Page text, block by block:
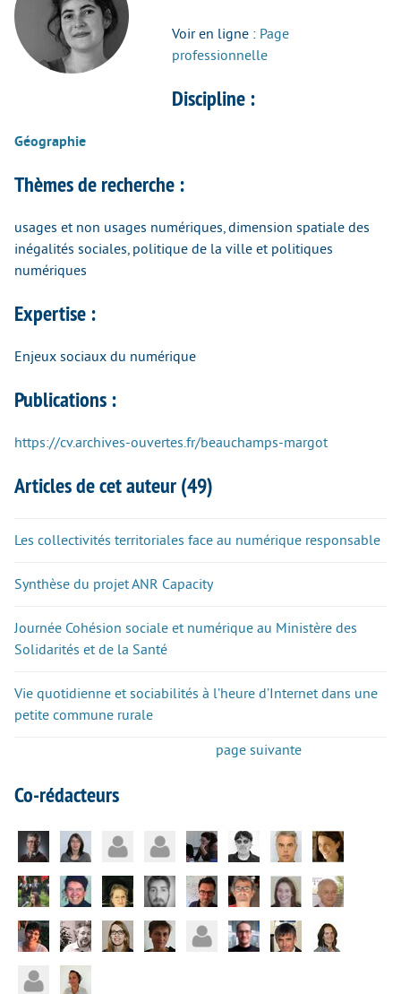
Voir en ligne : Page
professionnelle
Discipline :
Géographie
Thèmes de recherche :
usages et non usages numériques, dimension spatiale des
inégalités sociales, politique de la ville et politiques
numériques
Expertise :
Enjeux sociaux du numérique
Publications :
https://cv.archives-ouvertes.fr/beauchamps-margot
Articles de cet auteur (49)
Les collectivités territoriales face au numérique responsable
Synthèse du projet ANR Capacity
Journée Cohésion sociale et numérique au Ministère des
Solidarités et de la Santé
Vie quotidienne et sociabilités à l’heure d’Internet dans une
petite commune rurale
page suivante
Co-rédacteurs